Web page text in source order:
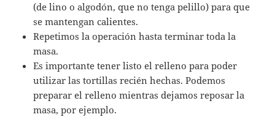
(de lino o algodón, que no tenga pelillo) para que
se mantengan calientes.
Repetimos la operación hasta terminar toda la
masa.
Es importante tener listo el relleno para poder
utilizar las tortillas recién hechas. Podemos
preparar el relleno mientras dejamos reposar la
masa, por ejemplo.